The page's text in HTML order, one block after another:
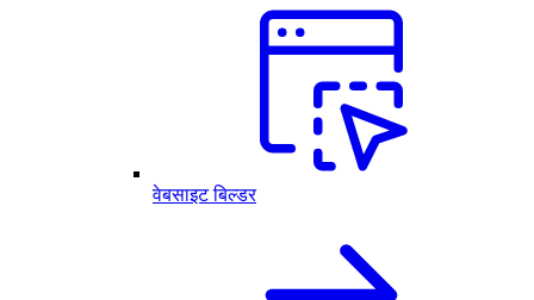
वेबसाइट बिल्डर